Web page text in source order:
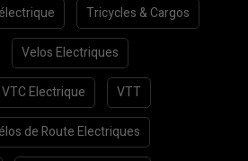
Tricycles & Cargos
Velos Electriques
VTC Electrique VTT
de Route Electriques